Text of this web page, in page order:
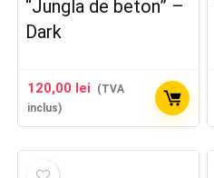
“Jungla de beton” –
Dark
120,00 lei
(TVA
inclus)